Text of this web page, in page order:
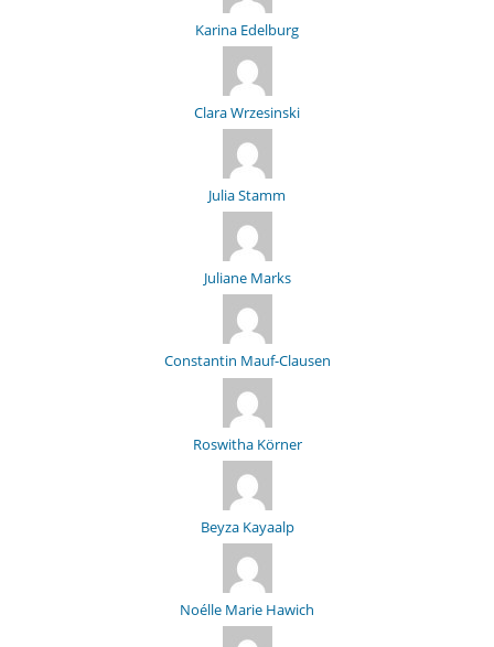
Karina Edelburg
Clara Wrzesinski
Julia Stamm
Juliane Marks
Constantin Mauf-Clausen
Roswitha Körner
Beyza Kayaalp
Noélle Marie Hawich